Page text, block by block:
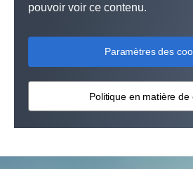
pouvoir voir ce contenu.
Paramètres des
Politique en matière de